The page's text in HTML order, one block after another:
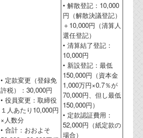
• 定款変更（登録免
許税）：30,000円
• 役員変更：取締役
１人あたり10,000円
×人数分
• 合計：おおよそ
• 解散登記：10,000
円（解散決議登記）
＋10,000円（清算人
選任登記）
• 清算結了登記：
10,000円
• 新設登記：最低
150,000円（資本金
1,000万円×0.7％が
70,000円、但し最低
150,000円）
• 定款認証費用：
52,000円（紙定款の
場合）